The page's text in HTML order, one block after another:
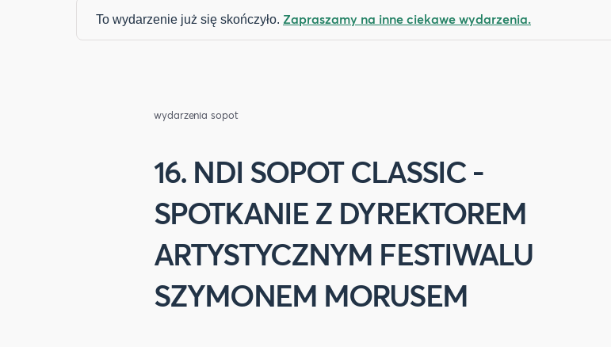
To wydarzenie już się skończyło. Zapraszamy na inne ciekawe wydarzenia.
wydarzenia sopot
16. NDI SOPOT CLASSIC -
SPOTKANIE Z DYREKTOREM
ARTYSTYCZNYM FESTIWALU
SZYMONEM MORUSEM